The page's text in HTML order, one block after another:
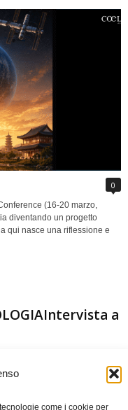
come i cookie per
0
(16-20 marzo,
diventando un progetto
qui nasce una riflessione e
a